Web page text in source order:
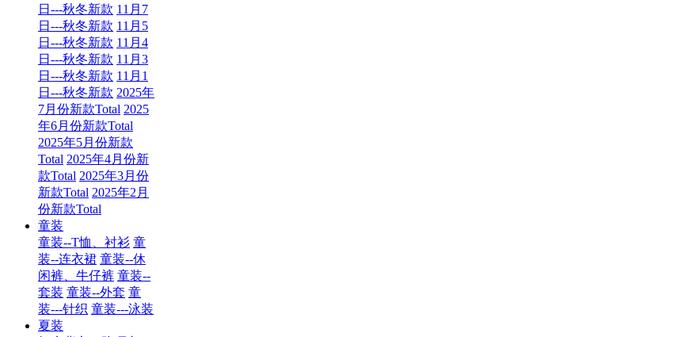
日---秋冬新款 11月7
日---秋冬新款 11月5
日---秋冬新款 11月4
日---秋冬新款 11月3
日---秋冬新款 11月1
日---秋冬新款 2025年
7月份新款Total 2025
年6月份新款Total
2025年5月份新款
Total 2025年4月份新
款Total 2025年3月份
新款Total 2025年2月
份新款Total
童装
童装--T恤、衬衫 童
装--连衣裙 童装--休
闲裤、牛仔裤 童装--
套装 童装--外套 童
装---针织 童装---泳装
夏装